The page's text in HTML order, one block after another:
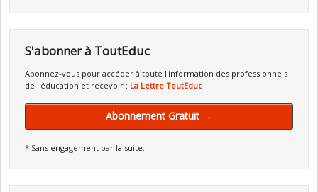
S'abonner à ToutEduc
Abonnez-vous pour accéder à toute l'information des professionnels
de l'éducation et recevoir : La Lettre ToutEduc
Abonnement Gratuit →
* Sans engagement par la suite.